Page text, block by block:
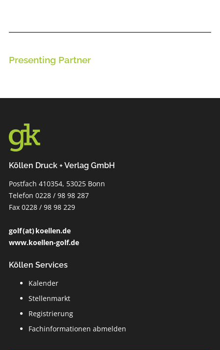
Presenting Partner
Köllen Druck + Verlag GmbH
Postfach 410354, 53025 Bonn
Telefon 0228 / 98 98 287
Fax 0228 / 98 98 229
golf (at) koellen.de
www.koellen-golf.de
Köllen Services
Kalender
Stellenmarkt
Registrierung
Fachinformationen abmelden